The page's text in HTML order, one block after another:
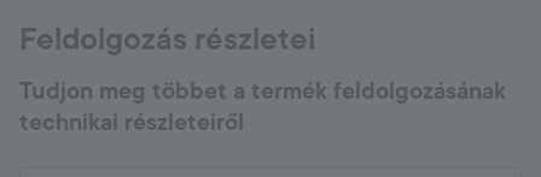
Feldolgozás részletei
Tudjon meg többet a termék feldolgozásának
technikai részleteiről